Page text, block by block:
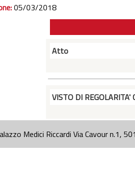
05/03/2018
Atto
VISTO DI REGOLARITA'
Medici Riccardi Via Cavour n.1,